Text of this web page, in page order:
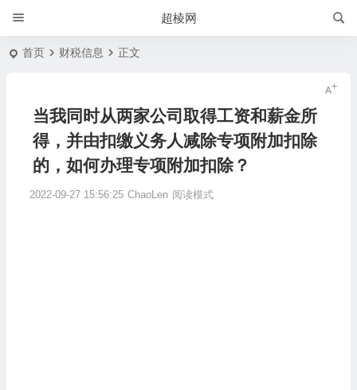
超棱网
首页 财税信息 正文
当我同时从两家公司取得工资和薪金所
得，并由扣缴义务人减除专项附加扣除
的，如何办理专项附加扣除？
2022-09-27 15:56:25 ChaoLen 阅读模式